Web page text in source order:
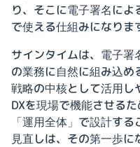
り、そこに電子署名に
で使える仕組みになりま
サインタイムは、電子
の業務に自然に組み込
戦略の中核として活用し
DXを現場で機能させる
「運用全体」で設計す
見直しは、その第一歩に